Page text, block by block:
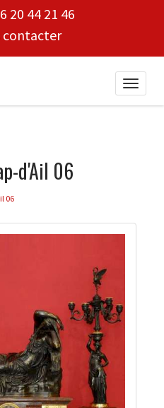
20 44 21 46
contacter
Toggle
d'Ail 06
06